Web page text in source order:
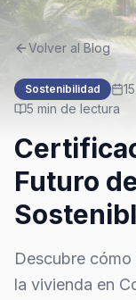
Volver al Blog
Sostenibilidad
5 min de lectura
Futuro
Descubre
la vivienda en